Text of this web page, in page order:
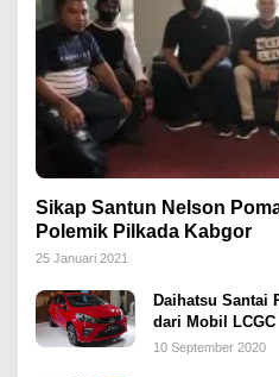
Sikap Santun Nelson
Polemik Pilkada Kabgor
25 Januari 2021
Daihatsu Santai
dari Mobil LCGC
10 September 2020